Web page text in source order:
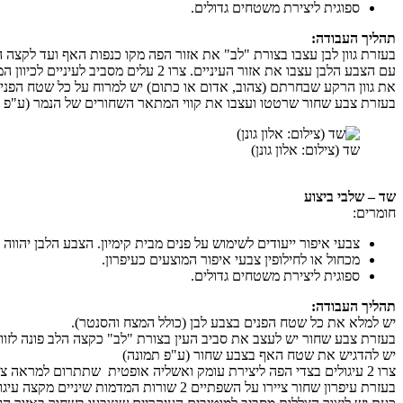
ספוגית ליצירת משטחים גדולים.
תהליך העבודה:
בעזרת גוון לבן עצבו בצורת "לב" את אזור הפה מקו כנפות האף ועד לקצה
עם הצבע הלבן עצבו את אזור העיניים. צרו 2 עלים מסביב לעיניים לכיוון המצח שחלקו המחודד של העלה פונה כלפיי מעלה. עתה תחמו את אזור העיניים והעפעפיים ומלאו את שטח הפנים של העלים בצבע לבן.
את גוון הרקע שבחרתם (צהוב, אדום או כתום) יש למרוח על כל שטח
בעזרת צבע שחור שרטטו ועצבו את קווי המתאר השחורים של הנמר (ע"פ
שד (צילום: אלון גונן)
שד – שלבי ביצוע
חומרים:
צבעי איפור ייעודים לשימוש על פנים מבית קימיון. הצבע הלבן
מכחול או לחילופין צבעי איפור המוצעים כעיפרון.
ספוגית ליצירת משטחים גדולים.
תהליך העבודה:
יש למלא את כל שטח הפנים בצבע לבן (כולל המצח והסנטר).
בעזרת צבע שחור יש לעצב את סביב העין בצורת "לב" כקצה הלב פונה
יש להדגיש את שטח האף בצבע שחור (ע"פ תמונה)
צרו 2 עיגולים בצדי הפה ליצירת עומק ואשליה אופטית שתתרום למראה צנום בדומה לגולגולת שלד.
בעזרת עיפרון שחור ציירו על השפתיים 2 שורות המדמות שיניים מקצה עיגול אחד לקצה עיגול הנגדי לו.